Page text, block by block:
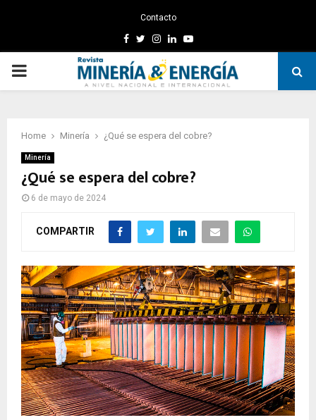
Contacto
Facebook
TwitterInstagram
LinkedinYoutube
PRIMARY
Home Minería ¿Qué se espera del cobre?
Minería
¿Qué se espera del cobre?
6 de mayo de 2024
COMPARTIR